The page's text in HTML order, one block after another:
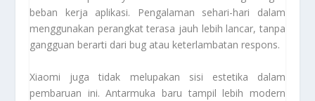
beban kerja aplikasi. Pengalaman sehari-hari dalam
menggunakan perangkat terasa jauh lebih lancar, tanpa
gangguan berarti dari bug atau keterlambatan respons.
Xiaomi juga tidak melupakan sisi estetika dalam
pembaruan ini. Antarmuka baru tampil lebih modern